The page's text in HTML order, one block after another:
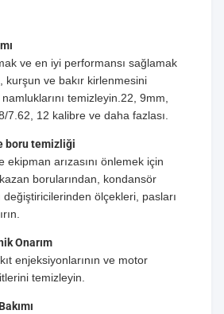
ve en iyi performansı sağlamak
kurşun ve bakır kirlenmesini
temizleyin.22, 9mm,
7.62, 12 kalibre ve daha fazlası.
boru temizliği
ekipman arızasını önlemek için
borularından, kondansör
değiştiricilerinden ölçekleri, pasları
Onarım
enjeksiyonlarının ve motor
temizleyin.